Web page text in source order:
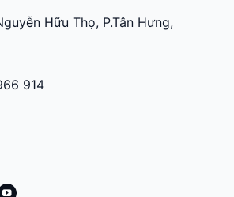
Hữu Thọ, P.Tân Hưng,
914